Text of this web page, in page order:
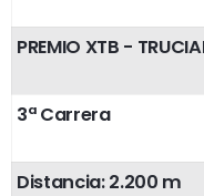
PREMIO XTB -
3ª Carrera
Distancia: 2.200 m